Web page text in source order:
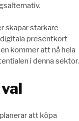
skapar starkare
digitala presentkort
kommer att nå hela
i denna sektor.
att köpa